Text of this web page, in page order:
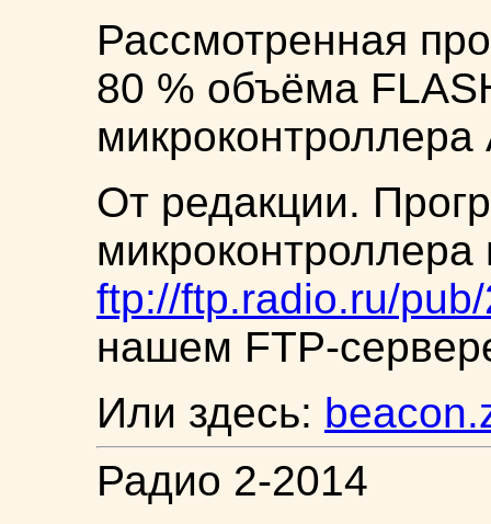
Рассмотренная
80 % объёма
микроконтроллера
От редакции.
ftp://ftp.radio.ru/
нашем FTP-
Или здесь:
Радио 2-2014